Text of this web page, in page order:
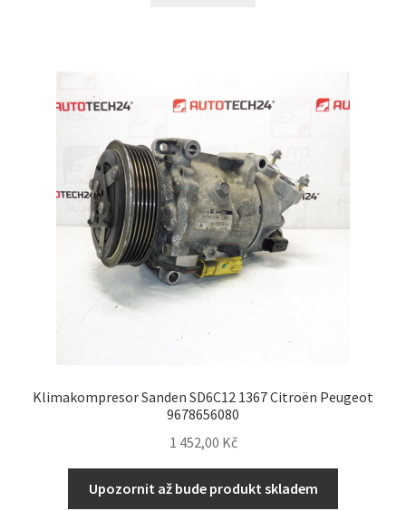
Klimakompresor Sanden SD6C12 1367 Citroën Peugeot
9678656080
1 452,00 Kč
Upozornit až bude produkt skladem